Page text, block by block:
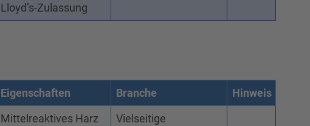
Lloyd’s-Zulassung
Eigenschaften Branche
Hinweis
Mittelreaktives Harz
Vielseitige